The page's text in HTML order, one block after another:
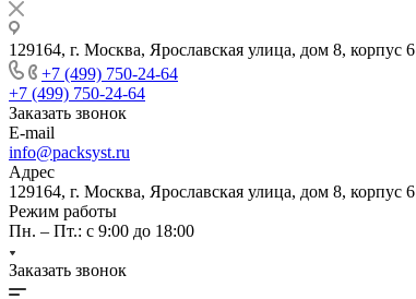
129164, г. Москва, Ярославская улица, дом 8, корпус 6
+7 (499) 750-24-64
+7 (499) 750-24-64
Заказать звонок
E-mail
info@packsyst.ru
Адрес
129164, г. Москва, Ярославская улица, дом 8, корпус 6
Режим работы
Пн. – Пт.: с 9:00 до 18:00
Заказать звонок